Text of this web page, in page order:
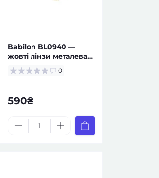
Babilon BL0940 —
жовті лінзи металева
оправа чоловічі
0
590₴